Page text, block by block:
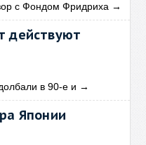
с Фондом Фридриха →
действуют
в 90-е и →
Японии